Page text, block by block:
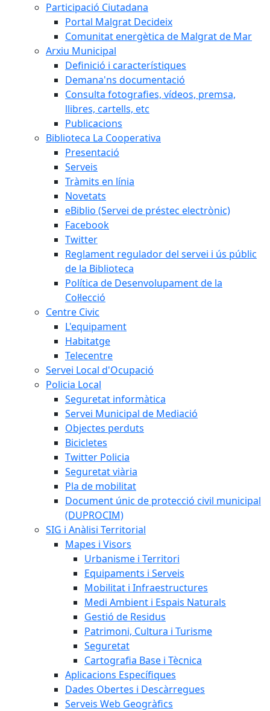
Participació Ciutadana
Portal Malgrat Decideix
Comunitat energètica de Malgrat de Mar
Arxiu Municipal
Definició i característiques
Demana'ns documentació
Consulta fotografies, vídeos, premsa,
llibres, cartells, etc
Publicacions
Biblioteca La Cooperativa
Presentació
Serveis
Tràmits en línia
Novetats
eBiblio (Servei de préstec electrònic)
Facebook
Twitter
Reglament regulador del servei i ús públic
de la Biblioteca
Política de Desenvolupament de la
Col·lecció
Centre Civic
L'equipament
Habitatge
Telecentre
Servei Local d'Ocupació
Policia Local
Seguretat informàtica
Servei Municipal de Mediació
Objectes perduts
Bicicletes
Twitter Policia
Seguretat viària
Pla de mobilitat
Document únic de protecció civil municipal
(DUPROCIM)
SIG i Anàlisi Territorial
Mapes i Visors
Urbanisme i Territori
Equipaments i Serveis
Mobilitat i Infraestructures
Medi Ambient i Espais Naturals
Gestió de Residus
Patrimoni, Cultura i Turisme
Seguretat
Cartografia Base i Tècnica
Aplicacions Específiques
Dades Obertes i Descàrregues
Serveis Web Geogràfics